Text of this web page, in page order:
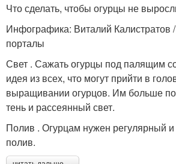
Что сделать, чтобы огурцы не
Инфографика: Виталий Калистратов
порталы
Свет . Сажать огурцы под палящим
идея из всех, что могут прийти в
выращивании огурцов. Им больше
тень и рассеянный свет.
Полив . Огурцам нужен регулярный и
полив.